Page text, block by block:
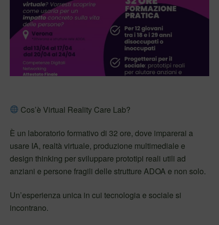
Cos’è Virtual Reality Care Lab?
È un laboratorio formativo di 32 ore, dove imparerai a
usare IA, realtà virtuale, produzione multimediale e
design thinking per sviluppare prototipi reali utili ad
anziani e persone fragili delle strutture ADOA e non solo.
Un’esperienza unica in cui tecnologia e sociale si
incontrano.